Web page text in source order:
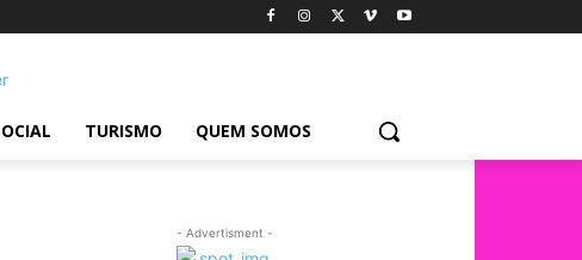
TURISMO QUEM SOMOS
- Advertisment -